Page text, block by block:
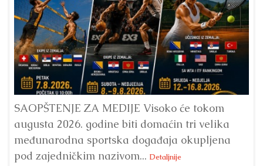
SAOPŠTENJE ZA MEDIJE Visoko će tokom
augusta 2026. godine biti domaćin tri velika
međunarodna sportska događaja okupljena
pod zajedničkim nazivom... Detaljnije